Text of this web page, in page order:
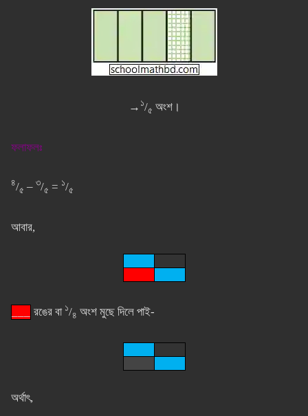
→ ১/৫ অংশ।
ফলাফলঃ
৪/৫ – ৩/৫ = ১/৫
আবার,
রঙের বা ১/৪ অংশ মুছে দিলে পাই-
অর্থাৎ,